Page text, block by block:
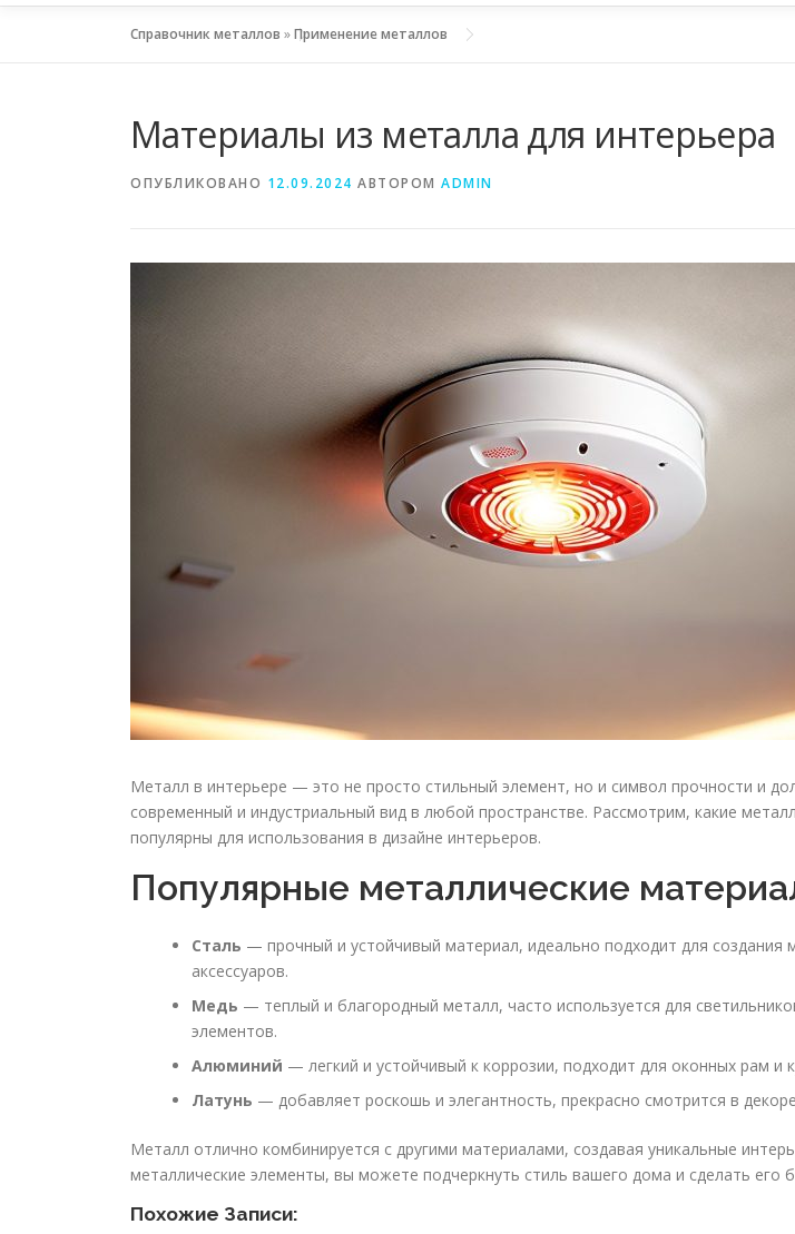
Справочник металлов »Применение металлов
Материалы из металла для интерьера
ОПУБЛИКОВАНО 12.09.2024 АВТОРОМ ADMIN
Металл в интерьере — это не просто стильный элемент, но и символ прочности и
современный и индустриальный вид в любой пространстве. Рассмотрим, какие
популярны для использования в дизайне интерьеров.
Популярные металлические
Сталь — прочный и устойчивый материал, идеально подходит для создания
аксессуаров.
Медь — теплый и благородный металл, часто используется для
элементов.
Алюминий — легкий и устойчивый к коррозии, подходит для оконных рам и
Латунь — добавляет роскошь и элегантность, прекрасно смотрится в
Металл отлично комбинируется с другими материалами, создавая уникальные
металлические элементы, вы можете подчеркнуть стиль вашего дома и сделать его
Похожие Записи: